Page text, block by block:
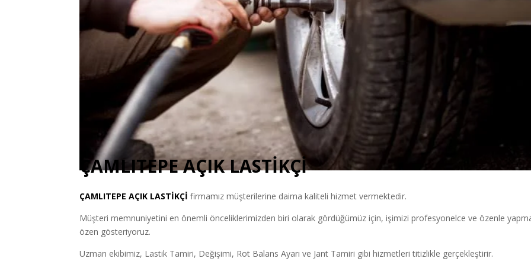
ÇAMLITEPE AÇIK LASTİKÇİ
ÇAMLITEPEAÇIK LASTİKÇİ firmamız müşterilerine daima kaliteli hizmet vermektedir.
Müşteri memnuniyetini en önemli önceliklerimizden biri olarak gördüğümüz için, işimizi profesyonelce ve özenle
özen gösteriyoruz.
Uzman ekibimiz, Lastik Tamiri, Değişimi, Rot Balans Ayarı ve Jant Tamiri gibi hizmetleri titizlikle gerçekleştirir.